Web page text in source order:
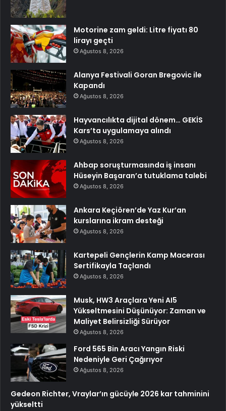
Motorine zam geldi: Litre fiyatı 80
lirayı geçti
Ağustos 8, 2026
Alanya Festivali Goran Bregovic ile
Kapandı
Ağustos 8, 2026
Hayvancılıkta dijital dönem… GEKİS
Kars’ta uygulamaya alındı
Ağustos 8, 2026
Ahbap soruşturmasında iş insanı
Hüseyin Başaran’a tutuklama talebi
Ağustos 8, 2026
Ankara Keçiören’de Yaz Kur’an
kurslarına ikram desteği
Ağustos 8, 2026
Kartepeli Gençlerin Kamp Macerası
Sertifikayla Taçlandı
Ağustos 8, 2026
Musk, HW3 Araçlara Yeni AI5
Yükseltmesini Düşünüyor: Zaman ve
Maliyet Belirsizliği Sürüyor
Ağustos 8, 2026
Ford 565 Bin Aracı Yangın Riski
Nedeniyle Geri Çağırıyor
Ağustos 8, 2026
Gedeon Richter, Vraylar’ın gücüyle 2026 kar tahminini
yükseltti